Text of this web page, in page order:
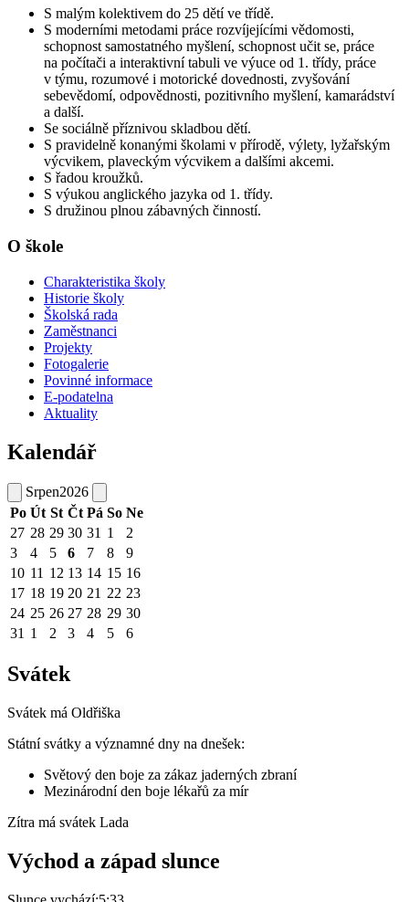
S malým kolektivem do 25 dětí ve třídě.
S moderními metodami práce rozvíjejícími vědomosti,
schopnost samostatného myšlení, schopnost učit se, práce
na počítači a interaktivní tabuli ve výuce od 1. třídy, práce
v týmu, rozumové i motorické dovednosti, zvyšování
sebevědomí, odpovědnosti, pozitivního myšlení, kamarádství
a další.
Se sociálně příznivou skladbou dětí.
S pravidelně konanými školami v přírodě, výlety, lyžařským
výcvikem, plaveckým výcvikem a dalšími akcemi.
S řadou kroužků.
S výukou anglického jazyka od 1. třídy.
S družinou plnou zábavných činností.
O škole
Charakteristika školy
Historie školy
Školská rada
Zaměstnanci
Projekty
Fotogalerie
Povinné informace
E-podatelna
Aktuality
Kalendář
Srpen2026
Po Út St Čt Pá So Ne
27 28 29 30 31 1
2
3
4 5 6 7 8
9
10 11 12 13 14 15 16
17 18 19 20 21 22 23
24 25 26 27 28 29 30
31 1 2 3 4 5 6
Svátek
Svátek má Oldřiška
Státní svátky a významné dny na dnešek:
Světový den boje za zákaz jaderných zbraní
Mezinárodní den boje lékařů za mír
Zítra má svátek Lada
Východ a západ slunce